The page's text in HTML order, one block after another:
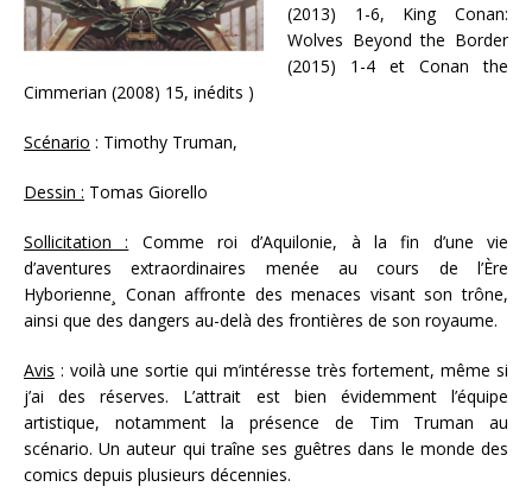
(2013) 1-6, King Conan:
Wolves Beyond the Border
(2015) 1-4 et Conan the
Cimmerian (2008) 15, inédits )
Scénario : Timothy Truman,
Dessin : Tomas Giorello
Sollicitation : Comme roi d’Aquilonie, à la fin d’une vie
d’aventures extraordinaires menée au cours de l’Ère
Hyborienne¸ Conan affronte des menaces visant son trône,
ainsi que des dangers au-delà des frontières de son royaume.
Avis : voilà une sortie qui m’intéresse très fortement, même si
j’ai des réserves. L’attrait est bien évidemment l’équipe
artistique, notamment la présence de Tim Truman au
scénario. Un auteur qui traîne ses guêtres dans le monde des
comics depuis plusieurs décennies.